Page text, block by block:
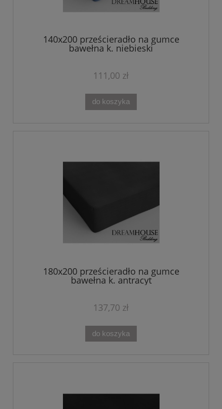
140x200 prześcieradło na gumce
bawełna k. niebieski
111,00 zł
do koszyka
180x200 prześcieradło na gumce
bawełna k. antracyt
137,70 zł
do koszyka